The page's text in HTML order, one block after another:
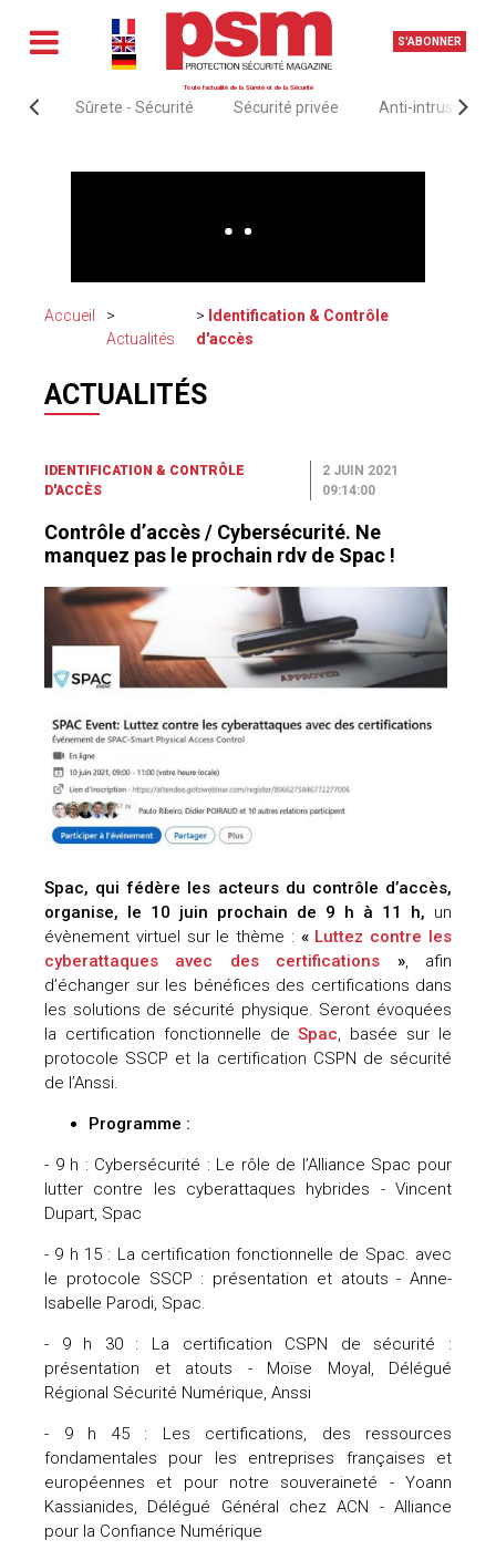
S'ABONNER
Toute l'actualité de la Sûreté et de la Sécurité
Sûrete - Sécurité Sécurité privée Anti-intrusion &
Accueil
Actualités
Identification & Contrôle
d'accès
ACTUALITÉS
IDENTIFICATION & CONTRÔLE
D'ACCÈS
2 JUIN 2021
09:14:00
Contrôle d’accès / Cybersécurité. Ne
manquez pas le prochain rdv de Spac !
Spac, qui fédère les acteurs du contrôle d’accès,
organise, le 10 juin prochain de 9 h à 11 h, un
évènement virtuel sur le thème : « Luttez contre les
cyberattaques avec des certifications », afin
d’échanger sur les bénéfices des certifications dans
les solutions de sécurité physique. Seront évoquées
la certification fonctionnelle deSpac , basée sur le
protocole SSCP et la certification CSPN de sécurité
de l’Anssi.
Programme :
- 9 h : Cybersécurité : Le rôle de l’Alliance Spac pour
lutter contre les cyberattaques hybrides - Vincent
Dupart, Spac
- 9 h 15 : La certification fonctionnelle de Spac. avec
le protocole SSCP : présentation et atouts - Anne-
Isabelle Parodi, Spac.
- 9 h 30 : La certification CSPN de sécurité :
présentation et atouts - Moïse Moyal, Délégué
Régional Sécurité Numérique, Anssi
- 9 h 45 : Les certifications, des ressources
fondamentales pour les entreprises françaises et
européennes et pour notre souveraineté - Yoann
Kassianides, Délégué Général chez ACN - Alliance
pour la Confiance Numérique